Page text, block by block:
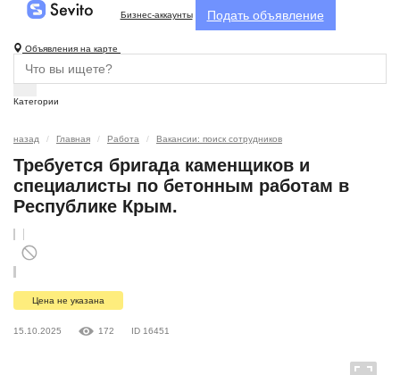
Бизнес-аккаунты Подать объявление
Объявления на карте
Категории
назад Главная Работа Вакансии: поиск сотрудников
Требуется бригада каменщиков и
специалисты по бетонным работам в
Республике Крым.
Цена не указана
15.10.2025 172 ID 16451